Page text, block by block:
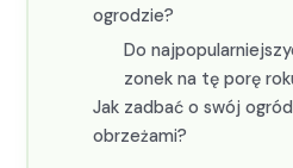
ogrodzie?
Do
zonek na tę porę
Jak zad­bać o swój
obrzeża­mi?